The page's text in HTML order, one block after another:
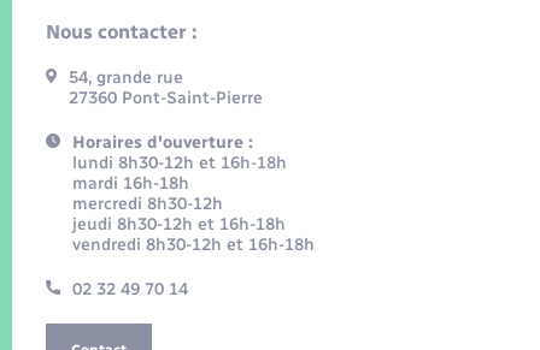
Nous contacter :
54, grande rue
27360 Pont-Saint-Pierre
Horaires d'ouverture :
lundi 8h30-12h et 16h-18h
mardi 16h-18h
mercredi 8h30-12h
jeudi 8h30-12h et 16h-18h
vendredi 8h30-12h et 16h-18h
02 32 49 70 14